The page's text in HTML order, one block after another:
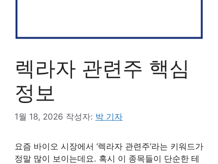
렉라자 관련주 핵심
정보
1월 18, 2026 작성자: 박 기자
요즘 바이오 시장에서 ‘렉라자 관련주’라는 키워드가
정말 많이 보이는데요. 혹시 이 종목들이 단순한 테